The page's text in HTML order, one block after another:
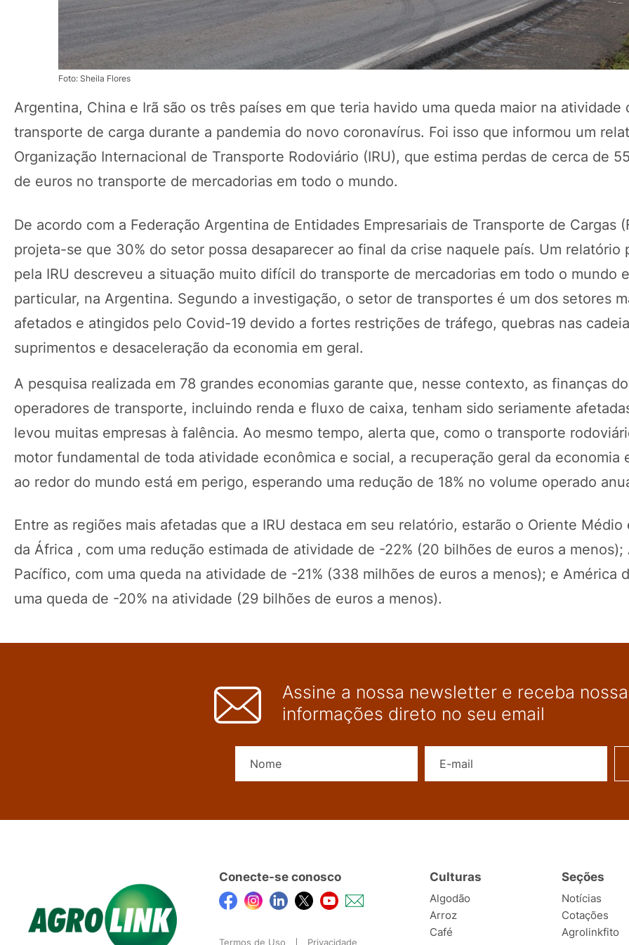
Foto: Sheila Flores
Argentina, China e Irã são os três países em que teria havido uma queda maior na atividade
transporte de carga durante a pandemia do novo coronavírus. Foi isso que informou um
Organização Internacional de Transporte Rodoviário (IRU), que estima perdas de cerca de
de euros no transporte de mercadorias em todo o mundo.
De acordo com a Federação Argentina de Entidades Empresariais de Transporte de Cargas
projeta-se que 30% do setor possa desaparecer ao final da crise naquele país. Um relatório
pela IRU descreveu a situação muito difícil do transporte de mercadorias em todo o mundo
particular, na Argentina. Segundo a investigação, o setor de transportes é um dos setores
afetados e atingidos pelo Covid-19 devido a fortes restrições de tráfego, quebras nas
suprimentos e desaceleração da economia em geral.
A pesquisa realizada em 78 grandes economias garante que, nesse contexto, as finanças
operadores de transporte, incluindo renda e fluxo de caixa, tenham sido seriamente
levou muitas empresas à falência. Ao mesmo tempo, alerta que, como o transporte
motor fundamental de toda atividade econômica e social, a recuperação geral da economia
ao redor do mundo está em perigo, esperando uma redução de 18% no volume operado
Entre as regiões mais afetadas que a IRU destaca em seu relatório, estarão o Oriente
da África , com uma redução estimada de atividade de -22% (20 bilhões de euros a menos);
Pacífico, com uma queda na atividade de -21% (338 milhões de euros a menos); e América
uma queda de -20% na atividade (29 bilhões de euros a menos).
Assine a nossa newsletter e receba
informações direto no seu email
Conecte-se conosco
Termos de Uso Privacidade
Culturas
Algodão
Arroz
Café
Seções
Notícias
Cotações
Agrolinkfito